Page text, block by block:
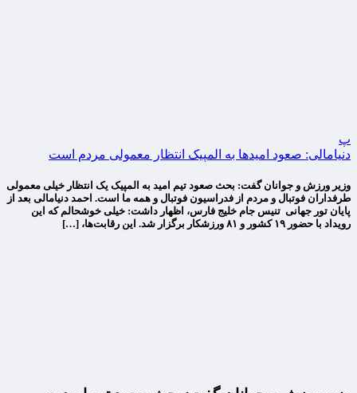
پ
دنیامالی: صعود امیدها به المپیک انتظار معمولی مردم است
وزیر ورزش و جوانان گفت: بحث صعود تیم امید به المپیک یک انتظار خیلی معمولی
طرفداران فوتبال و مردم از فدراسیون فوتبال و همه ما است. احمد دنیامالی بعد از
پایان تور جهانی تنیس جام خلیج فارس، اظهار داشت: خیلی خوشحالم که این
رویداد با حضور ۱۹ کشور و ۸۱ ورزشکار برگزار شد. این رقابت‌ها، […]